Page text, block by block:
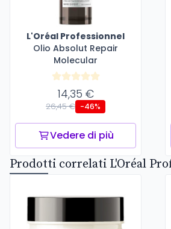
L'Oréal Professionnel
Olio Absolut Repair
Molecular
14,35 €
26,45 € -46%
Vedere di più
Prodotti correlati L'Oréal